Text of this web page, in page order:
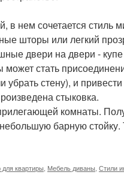
нем сочетается стиль
шторы или легкий
двери на двери -
стать
стену), и
стыковка.
комнаты.
барную стойку.
для квартиры Мебель диваны Стили